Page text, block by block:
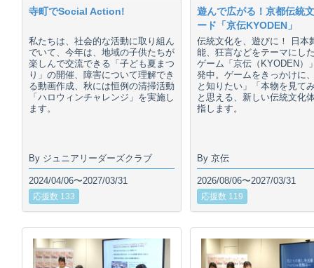
寺町でSocial Action!
私たちは、社会的な活動に取り組ん
でいて、今年は、地域の子供たちが
楽しんで交流できる「子ども夏まつ
り」の開催、障害について理解でき
る動画作成、秋には恒例の清掃活動
「ハロウィンチャレンジ」を実施し
ます。
By ジュニアリーダーズクラブ
2024/04/06〜2027/03/31
応援数 133
遊んで広がる！京都伝統
ード「京伝KYODEN」
伝統文化を、遊びに！ 日本
能、狂言などをテーマにし
ゲーム「京伝（KYODEN）
発中。ゲームをきっかけに
と知りたい」「本物を見て
と思える、新しい伝統文化
指します。
By 京伝
2026/08/06〜2027/03/31
応援数 119